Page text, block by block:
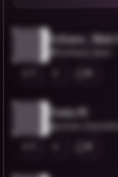
Sofiane_Nsiri
Zosia M.
@zosia-
len